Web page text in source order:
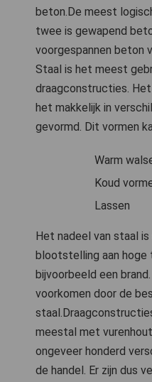
beton.De meest
twee is gewapend
voorgespannen beton
Staal is het meest
draagconstructies.
het makkelijk in
gevormd. Dit vormen
Warm
Koud
Lassen
Het nadeel van staal
blootstelling aan hoge
bijvoorbeeld een
voorkomen door de
meestal met
ongeveer honderd
de handel. Er zijn dus